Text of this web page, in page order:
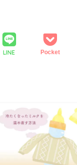
LINE Pocket